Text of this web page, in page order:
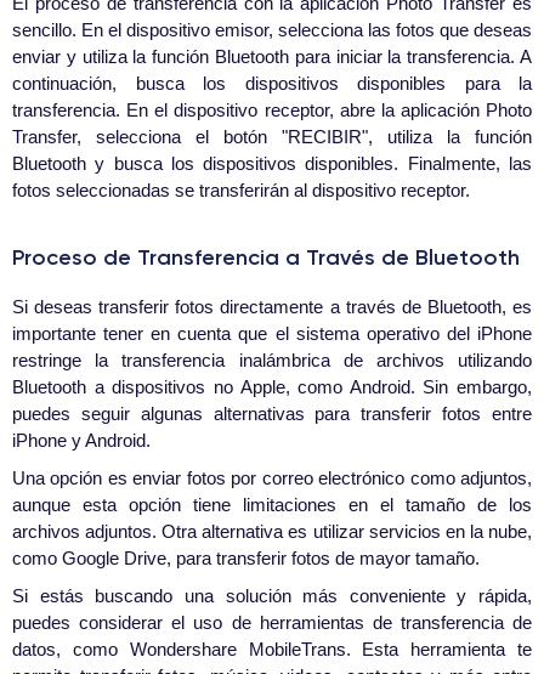
sencillo. En el dispositivo emisor, selecciona las fotos que deseas
enviar y utiliza la función Bluetooth para iniciar la transferencia. A
continuación, busca los dispositivos disponibles para la
transferencia. En el dispositivo receptor, abre la aplicación Photo
Transfer, selecciona el botón "RECIBIR", utiliza la función
Bluetooth y busca los dispositivos disponibles. Finalmente, las
fotos seleccionadas se transferirán al dispositivo receptor.
Proceso de Transferencia a Través de Bluetooth
Si deseas transferir fotos directamente a través de Bluetooth, es
importante tener en cuenta que el sistema operativo del iPhone
restringe la transferencia inalámbrica de archivos utilizando
Bluetooth a dispositivos no Apple, como Android. Sin embargo,
puedes seguir algunas alternativas para transferir fotos entre
iPhone y Android.
Una opción es enviar fotos por correo electrónico como adjuntos,
aunque esta opción tiene limitaciones en el tamaño de los
archivos adjuntos. Otra alternativa es utilizar servicios en la nube,
como Google Drive, para transferir fotos de mayor tamaño.
Si estás buscando una solución más conveniente y rápida,
puedes considerar el uso de herramientas de transferencia de
datos, como Wondershare MobileTrans. Esta herramienta te